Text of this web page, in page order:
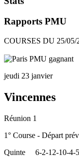
Rapports PMU
COURSES DU 25/05/
jeudi 23 janvier
Vincennes
Réunion 1
1° Course - Départ
Quinte
6-2-12-10-4-